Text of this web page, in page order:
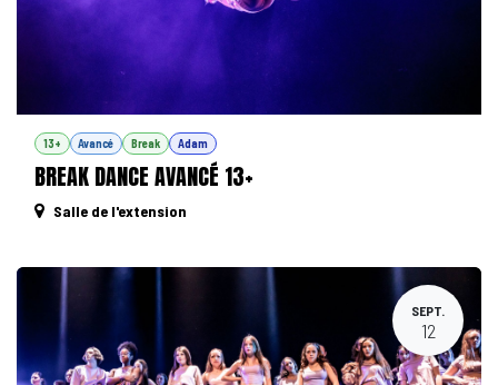
13+ Avancé Break Adam
BREAK DANCE AVANCÉ 13+
Salle de l'extension
SEPT.
12